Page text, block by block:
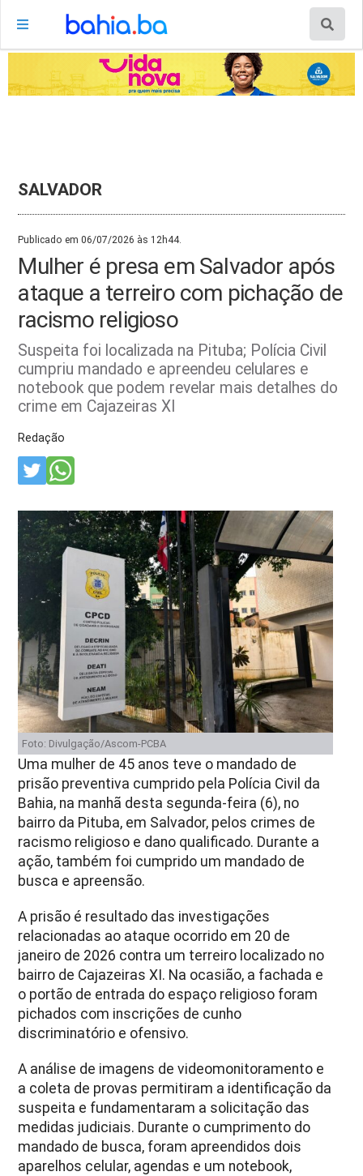
SALVADOR
Publicado em 06/07/2026 às 12h44.
Mulher é presa em Salvador após
ataque a terreiro com pichação de
racismo religioso
Suspeita foi localizada na Pituba; Polícia Civil
cumpriu mandado e apreendeu celulares e
notebook que podem revelar mais detalhes do
crime em Cajazeiras XI
Redação
Foto: Divulgação/Ascom-PCBA
Uma mulher de 45 anos teve o mandado de
prisão preventiva cumprido pela Polícia Civil da
Bahia, na manhã desta segunda-feira (6), no
bairro da Pituba, em Salvador, pelos crimes de
racismo religioso e dano qualificado. Durante a
ação, também foi cumprido um mandado de
busca e apreensão.
A prisão é resultado das investigações
relacionadas ao ataque ocorrido em 20 de
janeiro de 2026 contra um terreiro localizado no
bairro de Cajazeiras XI. Na ocasião, a fachada e
o portão de entrada do espaço religioso foram
pichados com inscrições de cunho
discriminatório e ofensivo.
A análise de imagens de videomonitoramento e
a coleta de provas permitiram a identificação da
suspeita e fundamentaram a solicitação das
medidas judiciais. Durante o cumprimento do
mandado de busca, foram apreendidos dois
aparelhos celular, agendas e um notebook,